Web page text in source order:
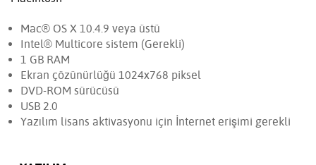
Mac® OS X 10.4.9 veya üstü
Intel® Multicore sistem (Gerekli)
1 GB RAM
Ekran çözünürlüğü 1024x768 piksel
DVD-ROM sürücüsü
USB 2.0
Yazılım lisans aktivasyonu için İnternet erişimi gerekli